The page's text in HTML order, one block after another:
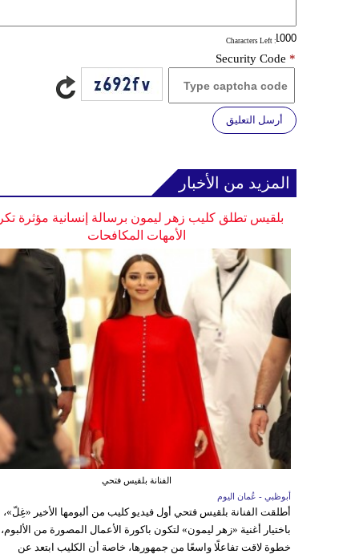
: Characters Left
Security Code *
أرسل التعليق
المزيد من الأخبار
بلقيس تطلق كليب زهر ليمون برسالة إنسانية مؤثرة
الأمهات المكافحات
الفنانة بلقيس فتحي
أبوظبي - عُمان اليوم
أطلقت الفنانة بلقيس فتحي أول فيديو كليب من ألبومها الأخير «غِلّ»،
باختيار أغنية «زهر ليمون» لتكون باكورة الأعمال المصورة من
خطوة لاقت تفاعلًا واسعًا من جمهورها، خاصة أن الكليب ابتعد عن